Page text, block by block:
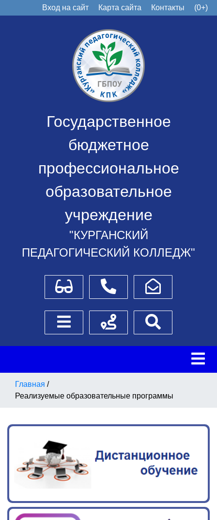
Вход на сайт Карта сайта Контакты (0+)
Государственное
бюджетное
профессиональное
образовательное
учреждение
"КУРГАНСКИЙ
ПЕДАГОГИЧЕСКИЙ КОЛЛЕДЖ"
Для слабовидящихТелефоныНаписать обращение
Боковое менюСхема проезда
Главная /
Реализуемые образовательные программы